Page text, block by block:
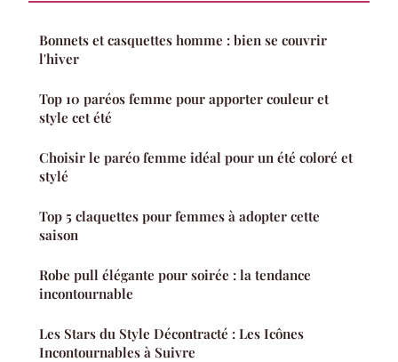
Bonnets et casquettes homme : bien se couvrir
l'hiver
Top 10 paréos femme pour apporter couleur et
style cet été
Choisir le paréo femme idéal pour un été coloré et
stylé
Top 5 claquettes pour femmes à adopter cette
saison
Robe pull élégante pour soirée : la tendance
incontournable
Les Stars du Style Décontracté : Les Icônes
Incontournables à Suivre